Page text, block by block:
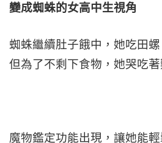
變成蜘蛛的女高中生視角
蜘蛛繼續肚子餓中，她吃田
但為了不剩下食物，她哭吃著
魔物鑑定功能出現，讓她能